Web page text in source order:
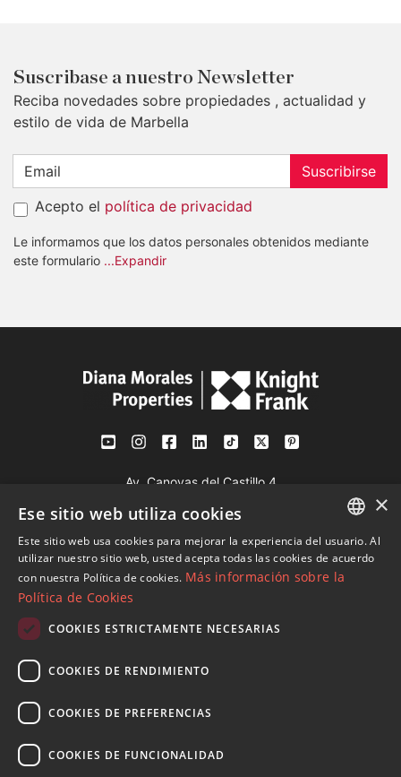
Suscribase a nuestro Newsletter
Reciba novedades sobre propiedades , actualidad y
estilo de vida de Marbella
Suscribirse
Acepto el política de privacidad
Le informamos que los datos personales obtenidos mediante
este formulario ...Expandir
Av. Canovas del Castillo 4
29601 Marbella
Ver en mapa
Mob:+34 601 636 766
info@dmproperties.com
© Copyright 1989 - 2026 Diana Morales Properties Knight
Frank ·
ENGLISH
SPANISH
×
Ese sitio web utiliza cookies
Este sitio web usa cookies para mejorar la experiencia del usuario. Al
utilizar nuestro sitio web, usted acepta todas las cookies de acuerdo
con nuestra Política de cookies. Más información sobre la
Política de Cookies
COOKIES ESTRICTAMENTE NECESARIAS
COOKIES DE RENDIMIENTO
COOKIES DE PREFERENCIAS
COOKIES DE FUNCIONALIDAD